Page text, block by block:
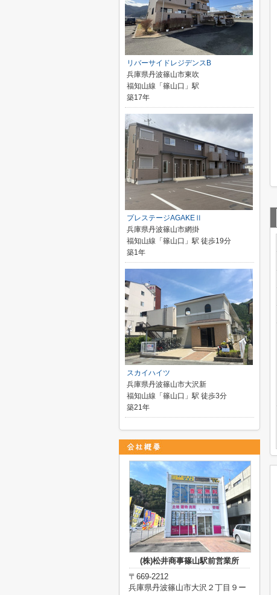
リバーサイドレジデンスB
兵庫県丹波篠山市東吹
福知山線「篠山口」駅
築17年
プレステージAGAKEⅡ
兵庫県丹波篠山市網掛
福知山線「篠山口」駅 徒歩19分
築1年
スカイハイツ
兵庫県丹波篠山市大沢新
福知山線「篠山口」駅 徒歩3分
築21年
(株)松井商事篠山駅前営業所
〒669-2212
兵庫県丹波篠山市大沢２丁目９ー